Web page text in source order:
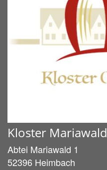
Kloster Mariawald
Abtei Mariawald 1
52396 Heimbach